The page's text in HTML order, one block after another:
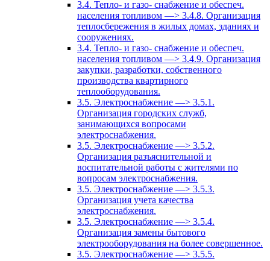
3.4. Тепло- и газо- снабжение и обеспеч.
населения топливом —> 3.4.8. Организация
теплосбережения в жилых домах, зданиях и
сооружениях.
3.4. Тепло- и газо- снабжение и обеспеч.
населения топливом —> 3.4.9. Организация
закупки, разработки, собственного
производства квартирного
теплооборудования.
3.5. Электроснабжение —> 3.5.1.
Организация городских служб,
занимающихся вопросами
электроснабжения.
3.5. Электроснабжение —> 3.5.2.
Организация разъяснительной и
воспитательной работы с жителями по
вопросам электроснабжения.
3.5. Электроснабжение —> 3.5.3.
Организация учета качества
электроснабжения.
3.5. Электроснабжение —> 3.5.4.
Организация замены бытового
электрооборудования на более совершенное.
3.5. Электроснабжение —> 3.5.5.